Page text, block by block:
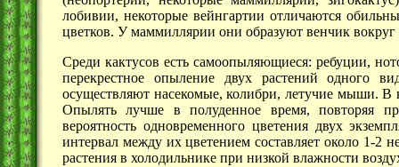
лобивии, некоторые вейнгартии отличаются
цветков. У маммиллярии они образуют венчик
Среди кактусов есть самоопыляющиеся: ребуции,
перекрестное опыление двух растений одного
осуществляют насекомые, колибри, летучие мыши. В
Опылять лучше в полуденное время, повторяя
вероятность одновременного цветения двух
интервал между их цветением составляет около 1-2
растения в холодильнике при низкой влажности